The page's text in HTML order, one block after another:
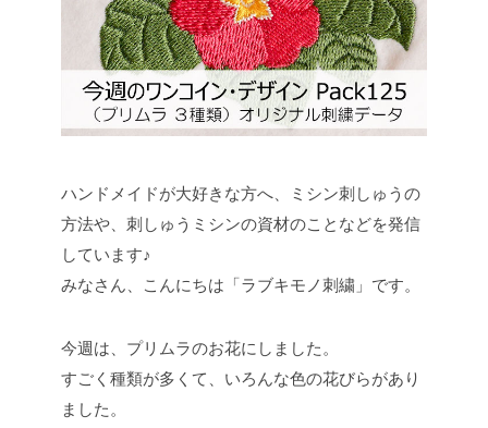
ハンドメイドが大好きな方へ、ミシン刺しゅうの
方法や、刺しゅうミシンの資材のことなどを発信
しています♪
みなさん、こんにちは「ラブキモノ刺繍」です。
今週は、プリムラのお花にしました。
すごく種類が多くて、いろんな色の花びらがあり
ました。